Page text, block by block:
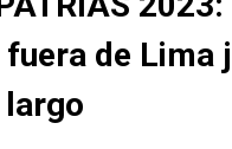
de Lima